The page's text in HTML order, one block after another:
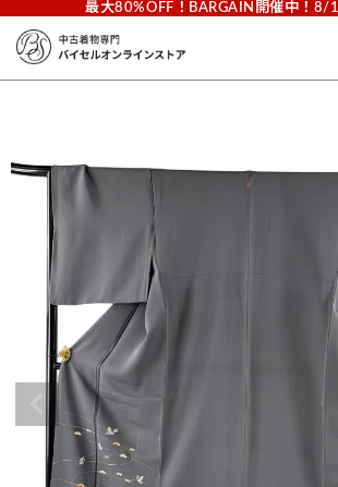
最大80%OFF！BARGAIN開催中！8/